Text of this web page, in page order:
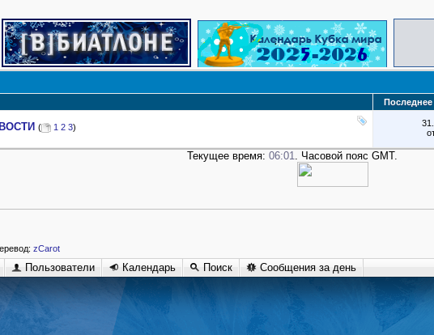
( 1 2 3)
Текущее время: 06:01. Часовой пояс GMT.
zCarot
Пользователи Календарь Поиск Сообщения за день